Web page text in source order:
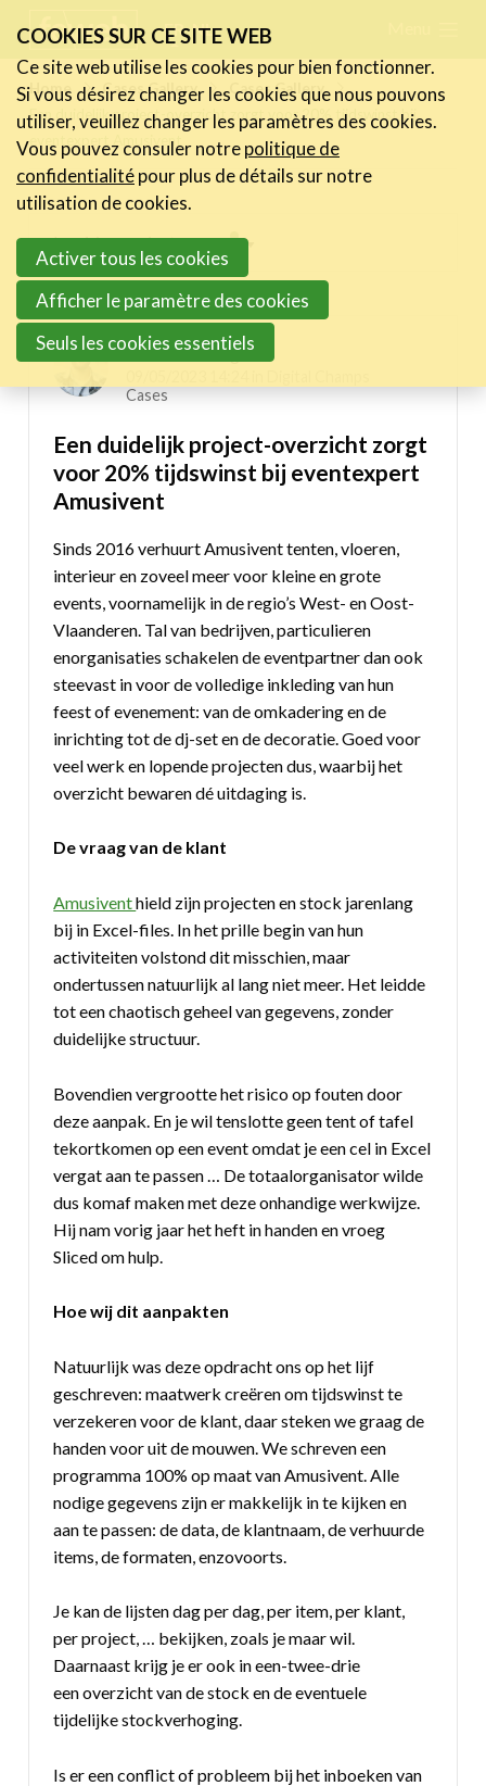
links
Jump
to
navigation
Jump
main
content
FR NL
Home Cases Gallery
Cases Gallery
Een duidelijk project-overzicht zorgt voor 20% tijdswinst bij
eventexpert Amusivent
Inspiring projects menu
Digital Champs Cases
Tuur Swimberghe
Cases
Een duidelijk project-overzicht zorgt
voor 20% tijdswinst bij eventexpert
Amusivent
Sinds 2016 verhuurt Amusivent tenten, vloeren,
interieur en zoveel meer voor kleine en grote
events, voornamelijk in de regio’s West- en Oost-
Vlaanderen. Tal van bedrijven, particulieren
enorganisaties schakelen de eventpartner dan ook
steevast in voor de volledige inkleding van hun
feest of evenement: van de omkadering en de
inrichting tot de dj-set en de decoratie. Goed voor
veel werk en lopende projecten dus, waarbij het
overzicht bewaren dé uitdaging is.
De vraag van de klant
Amusiventhield zijn projecten en stock jarenlang
bij in Excel-files. In het prille begin van hun
activiteiten volstond dit misschien, maar
ondertussen natuurlijk al lang niet meer. Het leidde
tot een chaotisch geheel van gegevens, zonder
duidelijke structuur.
Bovendien vergrootte het risico op fouten door
deze aanpak. En je wil tenslotte geen tent of tafel
tekortkomen op een event omdat je een cel in Excel
vergat aan te passen … De totaalorganisator wilde
dus komaf maken met deze onhandige werkwijze.
Hij nam vorig jaar het heft in handen en vroeg
Sliced om hulp.
Hoe wij dit aanpakten
Natuurlijk was deze opdracht ons op het lijf
geschreven: maatwerk creëren om tijdswinst te
verzekeren voor de klant, daar steken we graag de
handen voor uit de mouwen. We schreven een
programma 100% op maat van Amusivent. Alle
nodige gegevens zijn er makkelijk in te kijken en
aan te passen: de data, de klantnaam, de verhuurde
items, de formaten, enzovoorts.
Je kan de lijsten dag per dag, per item, per klant,
per project, … bekijken, zoals je maar wil.
Daarnaast krijg je er ook in een-twee-drie
een overzicht van de stock en de eventuele
tijdelijke stockverhoging.
Is er een conflict of probleem bij het inboeken van
Actualités
Activités
Cases Gallery
Le Toolbox
Annuaire prestataires
A propos
COOKIES SUR CE SITE WEB
Ce site web utilise les cookies pour bien fonctionner.
Si vous désirez changer les cookies que nous pouvons
utiliser, veuillez changer les paramètres des cookies.
Vous pouvez consuler notrepolitique de
confidentialitépour plus de détails sur notre
utilisation de cookies.
Activer tous les cookies
Afficher le paramètre des cookies
Seuls les cookies essentiels